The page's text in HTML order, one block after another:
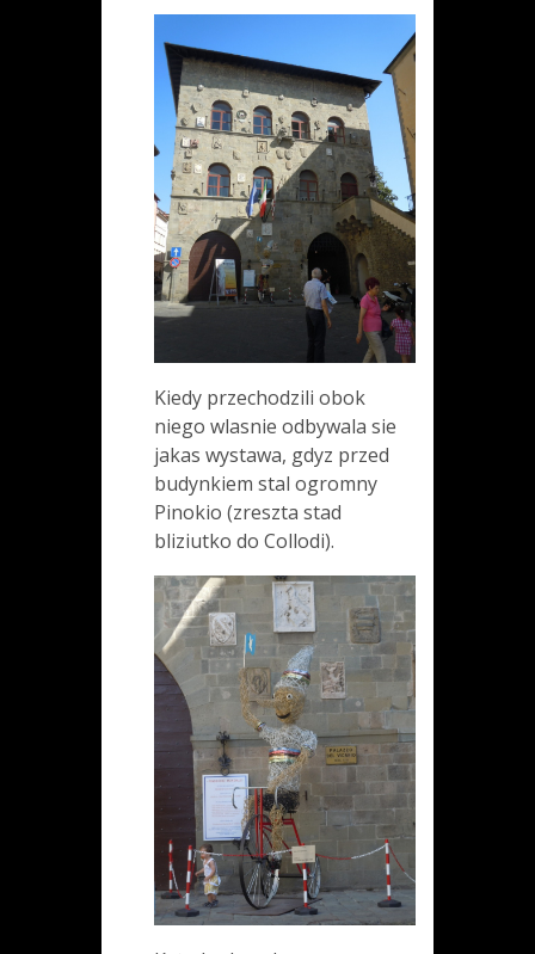
Kiedy przechodzili obok
niego wlasnie odbywala sie
jakas wystawa, gdyz przed
budynkiem stal ogromny
Pinokio (zreszta stad
bliziutko do Collodi).